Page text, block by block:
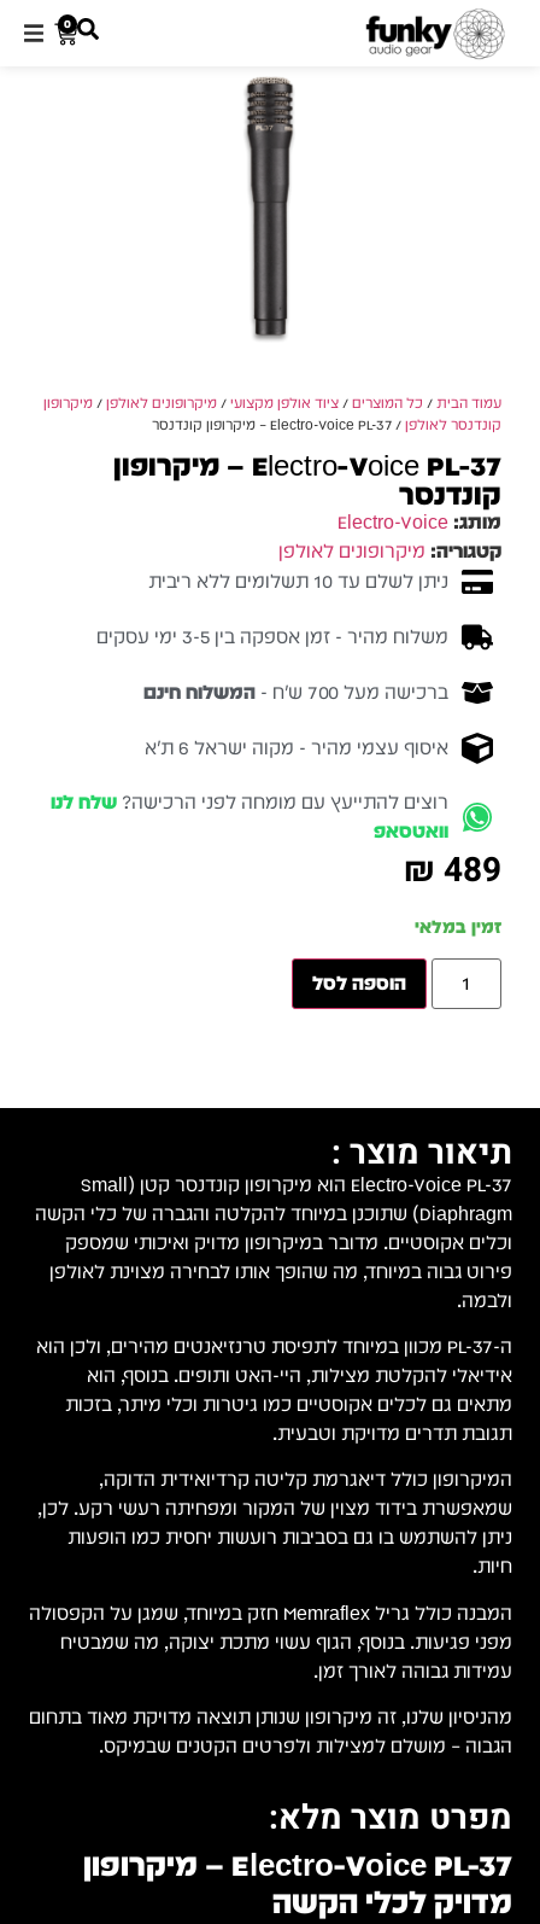
0
עמוד הבית / כל המוצרים /ציוד אולפן מקצועי /מיקרופונים לאולפן /מיקרופון
קונדנסר לאולפן / Electro-Voice PL-37 – מיקרופון קונדנסר
Electro-Voice PL-37 – מיקרופון
קונדנסר
מותג:Electro-Voice
קטגוריה: מיקרופונים לאולפן
ניתן לשלם עד 10 תשלומים ללא ריבית
משלוח מהיר - זמן אספקה בין 3-5 ימי עסקים
ברכישה מעל 700 ש״ח - המשלוח חינם
איסוף עצמי מהיר - מקוה ישראל 6 ת״א
רוצים להתייעץ עם מומחה לפני הרכישה? שלח לנו
וואטסאפ
₪ 489
זמין במלאי
הוספה לסל
תיאור מוצר :
Electro-Voice PL-37 הוא מיקרופון קונדנסר קטן (Small
Diaphragm) שתוכנן במיוחד להקלטה והגברה של כלי הקשה
וכלים אקוסטיים. מדובר במיקרופון מדויק ואיכותי שמספק
פירוט גבוה במיוחד, מה שהופך אותו לבחירה מצוינת לאולפן
ולבמה.
ה-PL-37 מכוון במיוחד לתפיסת טרנזיאנטים מהירים, ולכן הוא
אידיאלי להקלטת מצילות, היי-האט ותופים. בנוסף, הוא
מתאים גם לכלים אקוסטיים כמו גיטרות וכלי מיתר, בזכות
תגובת תדרים מדויקת וטבעית.
המיקרופון כולל דיאגרמת קליטה קרדיואידית הדוקה,
שמאפשרת בידוד מצוין של המקור ומפחיתה רעשי רקע. לכן,
ניתן להשתמש בו גם בסביבות רועשות יחסית כמו הופעות
חיות.
המבנה כולל גריל Memraflex חזק במיוחד, שמגן על הקפסולה
מפני פגיעות. בנוסף, הגוף עשוי מתכת יצוקה, מה שמבטיח
עמידות גבוהה לאורך זמן.
מהניסיון שלנו, זה מיקרופון שנותן תוצאה מדויקת מאוד בתחום
הגבוה – מושלם למצילות ולפרטים הקטנים שבמיקס.
מפרט מוצר מלא:
Electro-Voice PL-37 – מיקרופון
מדויק לכלי הקשה